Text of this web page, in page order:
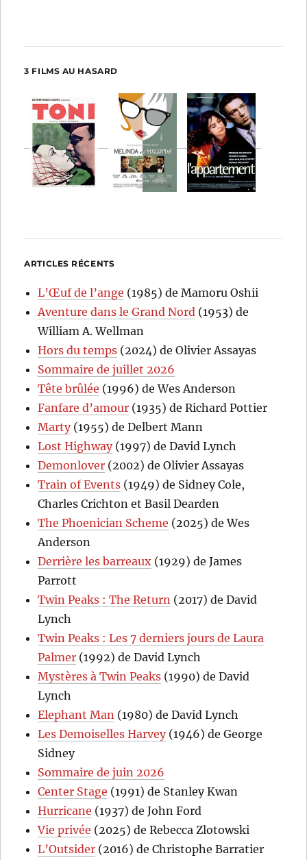
3 FILMS AU HASARD
ARTICLES RÉCENTS
L’Œuf de l’ange (1985) de Mamoru Oshii
Aventure dans le Grand Nord (1953) de
William A. Wellman
Hors du temps (2024) de Olivier Assayas
Sommaire de juillet 2026
Tête brûlée (1996) de Wes Anderson
Fanfare d’amour (1935) de Richard Pottier
Marty(1955) de Delbert Mann
Lost Highway(1997) de David Lynch
Demonlover (2002) de Olivier Assayas
Train of Events (1949) de Sidney Cole,
Charles Crichton et Basil Dearden
The Phoenician Scheme (2025) de Wes
Anderson
Derrière les barreaux (1929) de James
Parrott
Twin Peaks : The Return (2017) de David
Lynch
Twin Peaks : Les 7 derniers jours de Laura
Palmer (1992) de David Lynch
Mystères à Twin Peaks (1990) de David
Lynch
Elephant Man (1980) de David Lynch
Les Demoiselles Harvey(1946) de George
Sidney
Sommaire de juin 2026
Center Stage (1991) de Stanley Kwan
Hurricane (1937) de John Ford
Vie privée (2025) de Rebecca Zlotowski
L’Outsider (2016) de Christophe Barratier